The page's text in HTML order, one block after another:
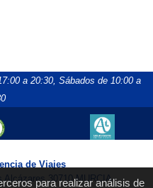
para realizar análisis de
a 20:30, Sábados de 10:00 a
de Viajes
30710 MURCIA